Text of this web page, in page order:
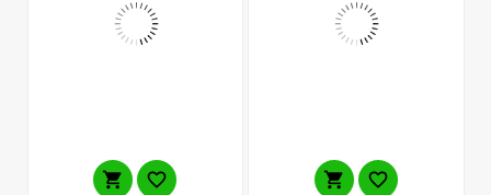
   